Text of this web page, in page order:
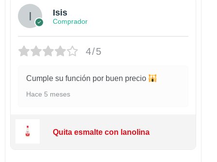
Isis
Comprador
4/5
Cumple su función por buen precio
Hace 5 meses
Quita esmalte con lanolina